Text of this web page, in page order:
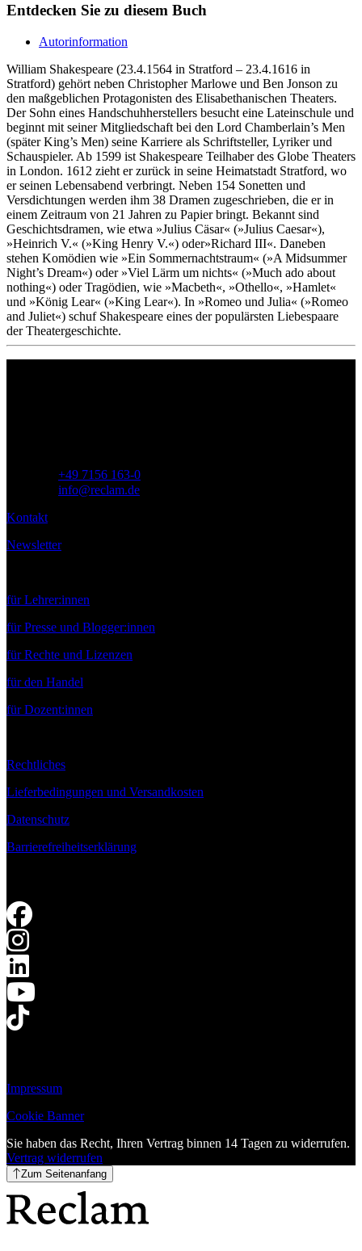
Entdecken Sie zu diesem Buch
Autorinformation
William Shakespeare (23.4.1564 in Stratford – 23.4.1616 in
Stratford) gehört neben Christopher Marlowe und Ben Jonson zu
den maßgeblichen Protagonisten des Elisabethanischen Theaters.
Der Sohn eines Handschuhherstellers besucht eine Lateinschule und
beginnt mit seiner Mitgliedschaft bei den Lord Chamberlain’s Men
(später King’s Men) seine Karriere als Schriftsteller, Lyriker und
Schauspieler. Ab 1599 ist Shakespeare Teilhaber des Globe Theaters
in London. 1612 zieht er zurück in seine Heimatstadt Stratford, wo
er seinen Lebensabend verbringt. Neben 154 Sonetten und
Versdichtungen werden ihm 38 Dramen zugeschrieben, die er in
einem Zeitraum von 21 Jahren zu Papier bringt. Bekannt sind
Geschichtsdramen, wie etwa »Julius Cäsar« (»Julius Caesar«),
»Heinrich V.« (»King Henry V.«) oder»Richard III«. Daneben
stehen Komödien wie »Ein Sommernachtstraum« (»A Midsummer
Night’s Dream«) oder »Viel Lärm um nichts« (»Much ado about
nothing«) oder Tragödien, wie »Macbeth«, »Othello«, »Hamlet«
und »König Lear« (»King Lear«). In »Romeo und Julia« (»Romeo
and Juliet«) schuf Shakespeare eines der populärsten Liebespaare
der Theatergeschichte.
+49 7156 163-0
info@reclam.de
Kontakt
Newsletter
für Lehrer:innen
für Presse und Blogger:innen
für Rechte und Lizenzen
für den Handel
für Dozent:innen
Rechtliches
Lieferbedingungen und Versandkosten
Datenschutz
Barrierefreiheitserklärung
Impressum
Cookie Banner
Sie haben das Recht, Ihren Vertrag binnen 14 Tagen zu widerrufen.
Vertrag widerrufen
Zum Seitenanfang